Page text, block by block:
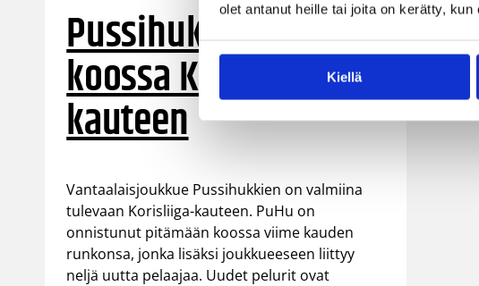
olet antanut heille tai joita on kerätty,
Kiellä
Pussihukkien paletti
koossa Korisliiga-
kauteen
Vantaalaisjoukkue Pussihukkien on valmiina
tulevaan Korisliiga-kauteen. PuHu on
onnistunut pitämään koossa viime kauden
runkonsa, jonka lisäksi joukkueeseen liittyy
neljä uutta pelaajaa. Uudet pelurit ovat